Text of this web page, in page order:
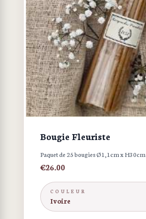
Bougie Fleuriste
Paquet de 25 bougies Ø1,1cm x H30cm
€26.00
COULEUR
Ivoire